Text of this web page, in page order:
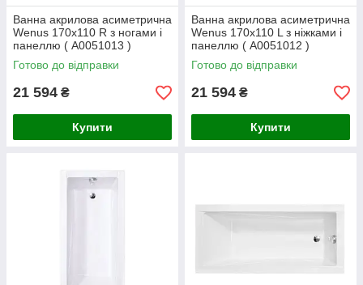
Ванна акрилова асиметрична
Wenus 170x110 R з ногами і
панеллю ( А0051013 )
Готово до відправки
21 594 ₴
Купити
Ванна акрилова асиметрична
Wenus 170x110 L з ніжками і
панеллю ( А0051012 )
Готово до відправки
21 594 ₴
Купити